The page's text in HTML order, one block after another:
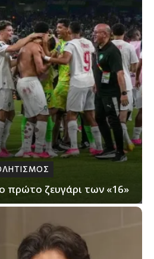
πρώτο ζευγάρι των «16»